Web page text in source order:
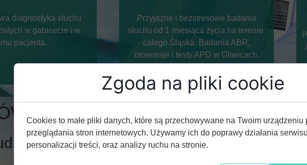
diagnostyka słuchu
w gabinecie i w
pacjenta.
Przyjazne i bezstresowe badania
słuchu od 1 miesiąca życia na terenie
całego Śląska. Badania ABR,
otoemisje i testy APD w Gliwicach.
SIĘ NA WIZYTĘ W GABINECIE
tympanometria, otoemisje
Zgoda na pliki cookie
Cookies to małe pliki danych, które są przechowywane na Twoim urządzeniu
przeglądania stron internetowych. Używamy ich do poprawy działania
personalizacji treści, oraz analizy ruchu na stronie.